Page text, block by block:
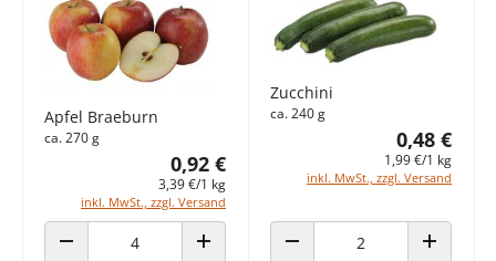
Apfel Braeburn
ca. 270 g
0,92 €
3,39 €/1 kg
inkl. MwSt., zzgl. Versand
Zucchini
ca. 240 g
0,48 €
1,99 €/1 kg
inkl. MwSt., zzgl. Versand